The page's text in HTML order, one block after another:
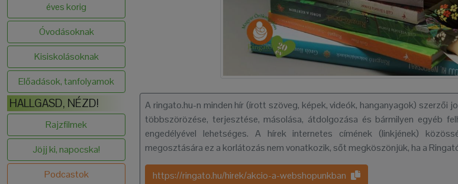
éves korig
Óvodásoknak
Kisiskolásoknak
Előadások, tanfolyamok
HALLGASD, NÉZD!
Rajzfilmek
Jöjj ki, napocska!
Podcastok
A ringato.hu-n minden hír (írott szöveg, képek, videók, hanganyagok) szerzői
többszörözése, terjesztése, másolása, átdolgozása és bármilyen egyéb
engedélyével lehetséges. A hírek internetes címének (linkjének)
megosztására ez a korlátozás nem vonatkozik, sőt megköszönjük, ha a
https://ringato.hu/hirek/akcio-a-webshopunkban